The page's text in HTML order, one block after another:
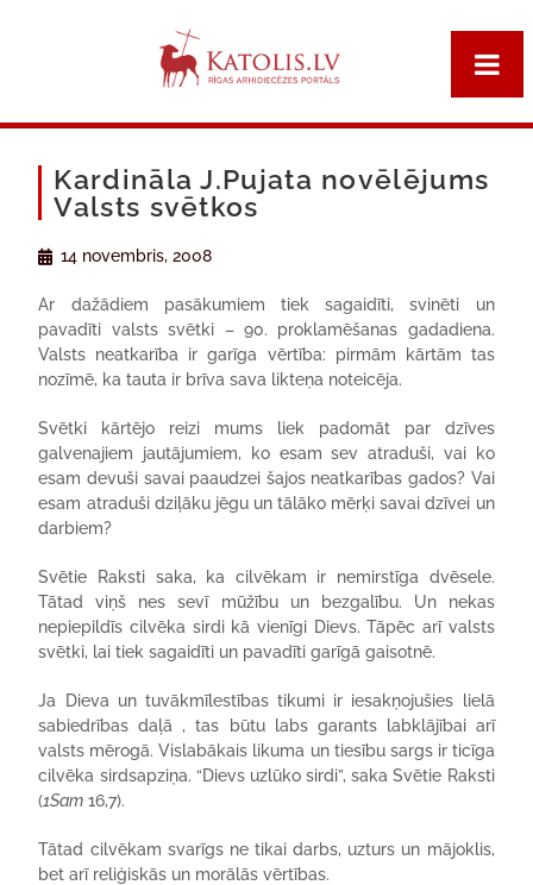
Kardināla J.Pujata novēlējums
Valsts svētkos
14 novembris, 2008
Ar dažādiem pasākumiem tiek sagaidīti, svinēti un
pavadīti valsts svētki – 90. proklamēšanas gadadiena.
Valsts neatkarība ir garīga vērtība: pirmām kārtām tas
nozīmē, ka tauta ir brīva sava likteņa noteicēja.
Svētki kārtējo reizi mums liek padomāt par dzīves
galvenajiem jautājumiem, ko esam sev atraduši, vai ko
esam devuši savai paaudzei šajos neatkarības gados? Vai
esam atraduši dziļāku jēgu un tālāko mērķi savai dzīvei un
darbiem?
Svētie Raksti saka, ka cilvēkam ir nemirstīga dvēsele.
Tātad viņš nes sevī mūžību un bezgalību. Un nekas
nepiepildīs cilvēka sirdi kā vienīgi Dievs. Tāpēc arī valsts
svētki, lai tiek sagaidīti un pavadīti garīgā gaisotnē.
Ja Dieva un tuvākmīlestības tikumi ir iesakņojušies lielā
sabiedrības daļā , tas būtu labs garants labklājībai arī
valsts mērogā. Vislabākais likuma un tiesību sargs ir ticīga
cilvēka sirdsapziņa. “Dievs uzlūko sirdi”, saka Svētie Raksti
(1Sam 16,7).
Tātad cilvēkam svarīgs ne tikai darbs, uzturs un mājoklis,
bet arī reliģiskās un morālās vērtības.